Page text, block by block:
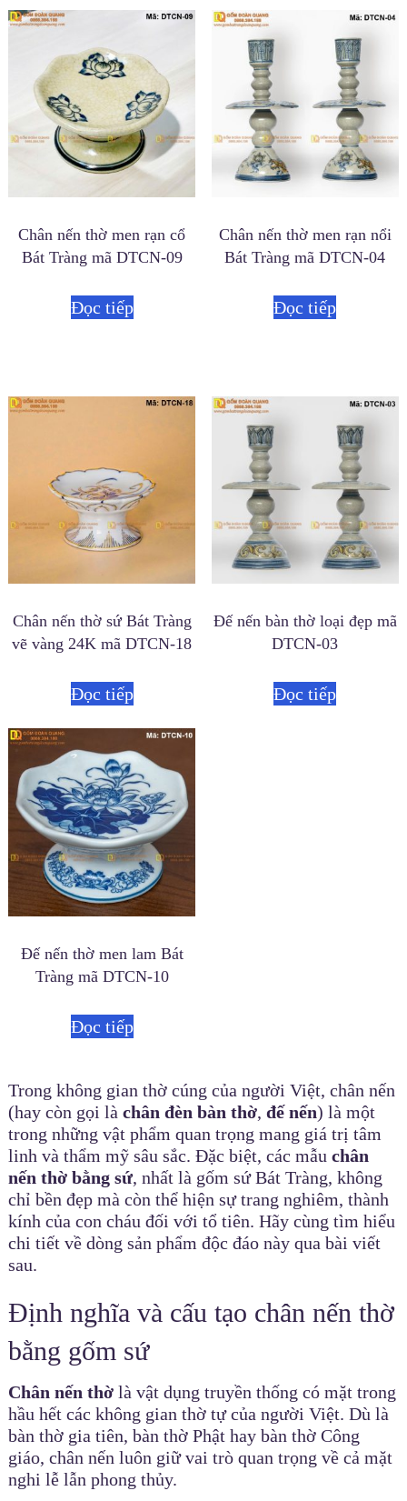
Chân nến thờ men rạn cổ
Bát Tràng mã DTCN-09
Đọc tiếp
Chân nến thờ men rạn nổi
Bát Tràng mã DTCN-04
Đọc tiếp
Chân nến thờ sứ Bát Tràng
vẽ vàng 24K mã DTCN-18
Đọc tiếp
Đế nến bàn thờ loại đẹp mã
DTCN-03
Đọc tiếp
Đế nến thờ men lam Bát
Tràng mã DTCN-10
Đọc tiếp
Trong không gian thờ cúng của người Việt, chân nến
(hay còn gọi là chân đèn bàn thờ, đế nến) là một
trong những vật phẩm quan trọng mang giá trị tâm
linh và thẩm mỹ sâu sắc. Đặc biệt, các mẫu chân
nến thờ bằng sứ, nhất là gốm sứ Bát Tràng, không
chỉ bền đẹp mà còn thể hiện sự trang nghiêm, thành
kính của con cháu đối với tổ tiên. Hãy cùng tìm hiểu
chi tiết về dòng sản phẩm độc đáo này qua bài viết
sau.
Định nghĩa và cấu tạo chân nến thờ
bằng gốm sứ
Chân nến thờlà vật dụng truyền thống có mặt trong
hầu hết các không gian thờ tự của người Việt. Dù là
bàn thờ gia tiên, bàn thờ Phật hay bàn thờ Công
giáo, chân nến luôn giữ vai trò quan trọng về cả mặt
nghi lễ lẫn phong thủy.